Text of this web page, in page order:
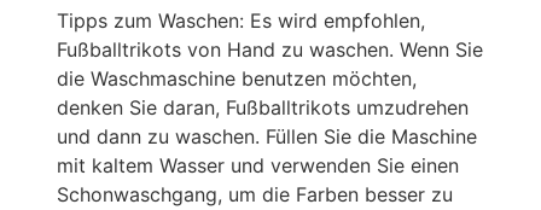
Tipps zum Waschen: Es wird empfohlen,
Fußballtrikots von Hand zu waschen. Wenn Sie
die Waschmaschine benutzen möchten,
denken Sie daran, Fußballtrikots umzudrehen
und dann zu waschen. Füllen Sie die Maschine
mit kaltem Wasser und verwenden Sie einen
Schonwaschgang, um die Farben besser zu